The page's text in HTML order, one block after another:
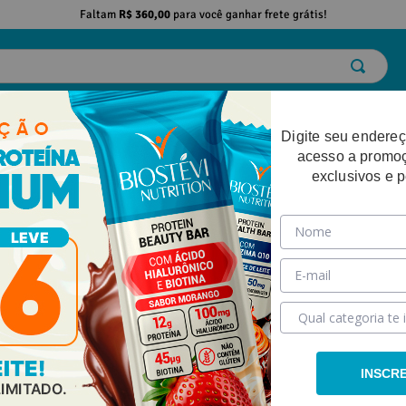
Faltam R$ 360,00para você ganhar frete grátis!
EMAGRECIMENTO DESEMPENHO FÍSICO
Digite seu
acesso a
exclusivos e